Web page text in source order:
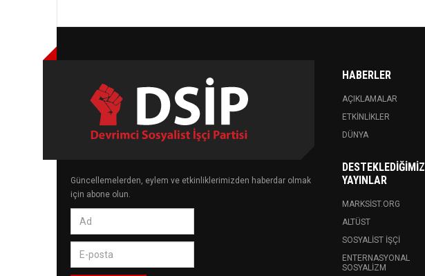
Güncellemelerden, eylem ve etkinliklerimizden haberdar olmak
için abone olun.
HABERLER
AÇIKLAMALAR
ETKINLIKLER
DÜNYA
DESTEKLEDIĞIMIZ
YAYINLAR
MARKSIST.ORG
ALTÜST
SOSYALIST İŞÇI
ENTERNASYONAL
SOSYALIZM